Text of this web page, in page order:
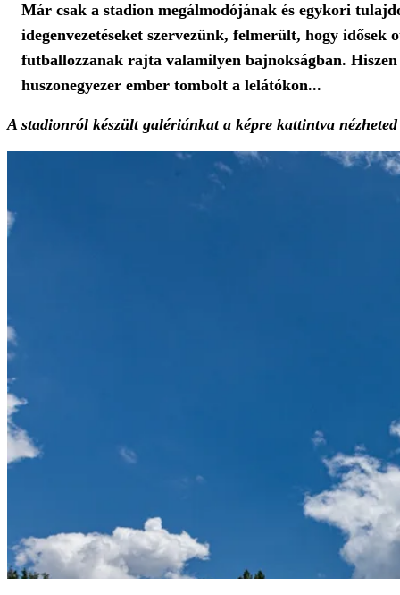
Már csak a stadion megálmodójának és egykori
idegenvezetéseket szervezünk, felmerült, hogy
futballozzanak rajta valamilyen bajnokságban.
huszonegyezer ember tombolt a lelátókon...
A stadionról készült galériánkat a képre kattintva